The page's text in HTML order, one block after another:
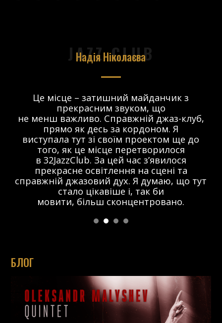
JAZZ CLUB
Надія Ніколаєва
Це місце – затишний майданчик з
прекрасним звуком, що
не менш важливо. Справжній джаз-клуб,
прямо як десь за кордоном. Я
виступала тут зі своїм проектом ще до
того, як це місце перетворилося
в 32JazzClub. За цей час з’явилося
прекрасне освітлення на сцені та
справжній джазовий дух. Я думаю, що тут
стало цікавіше і, так би
мовити, більш сконцентровано.
БЛОГ